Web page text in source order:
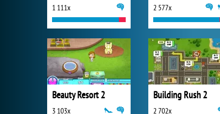
1 111x 2 577x
Beauty Resort 2
3 103x
Building Rush 2
2 702x